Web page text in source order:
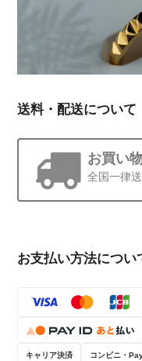
送料・配送について
お買い
全国一律
お支払い方法につい
キャリア決済 コンビニ・